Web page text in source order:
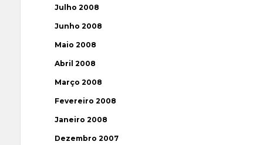
Julho 2008
Junho 2008
Maio 2008
Abril 2008
Março 2008
Fevereiro 2008
Janeiro 2008
Dezembro 2007